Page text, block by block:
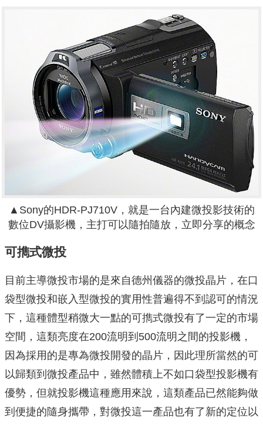
▲Sony的HDR-PJ710V，就是一台內建微投影技術的
數位DV攝影機，主打可以隨拍隨放，立即分享的概念
可擕式微投
目前主導微投市場的是來自德州儀器的微投晶片，在口
袋型微投和嵌入型微投的實用性普遍得不到認可的情況
下，這種體型稍微大一點的可擕式微投有了一定的市場
空間，這類亮度在200流明到500流明之間的投影機，
因為採用的是專為微投開發的晶片，因此理所當然的可
以歸類到微投產品中，雖然體積上不如口袋型投影機有
優勢，但就投影機這種應用來說，這類產品已然能夠做
到便捷的隨身攜帶，對微投這一產品也有了新的定位以